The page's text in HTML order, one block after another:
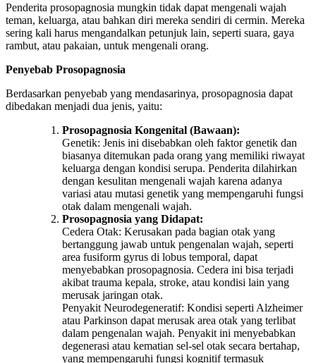
Penderita prosopagnosia mungkin tidak dapat mengenali wajah
teman, keluarga, atau bahkan diri mereka sendiri di cermin. Mereka
sering kali harus mengandalkan petunjuk lain, seperti suara, gaya
rambut, atau pakaian, untuk mengenali orang.
Penyebab Prosopagnosia
Berdasarkan penyebab yang mendasarinya, prosopagnosia dapat
dibedakan menjadi dua jenis, yaitu:
Prosopagnosia Kongenital (Bawaan):
Genetik: Jenis ini disebabkan oleh faktor genetik dan
biasanya ditemukan pada orang yang memiliki riwayat
keluarga dengan kondisi serupa. Penderita dilahirkan
dengan kesulitan mengenali wajah karena adanya
variasi atau mutasi genetik yang mempengaruhi fungsi
otak dalam mengenali wajah.
Prosopagnosia yang Didapat:
Cedera Otak: Kerusakan pada bagian otak yang
bertanggung jawab untuk pengenalan wajah, seperti
area fusiform gyrus di lobus temporal, dapat
menyebabkan prosopagnosia. Cedera ini bisa terjadi
akibat trauma kepala, stroke, atau kondisi lain yang
merusak jaringan otak.
Penyakit Neurodegeneratif: Kondisi seperti Alzheimer
atau Parkinson dapat merusak area otak yang terlibat
dalam pengenalan wajah. Penyakit ini menyebabkan
degenerasi atau kematian sel-sel otak secara bertahap,
yang mempengaruhi fungsi kognitif termasuk